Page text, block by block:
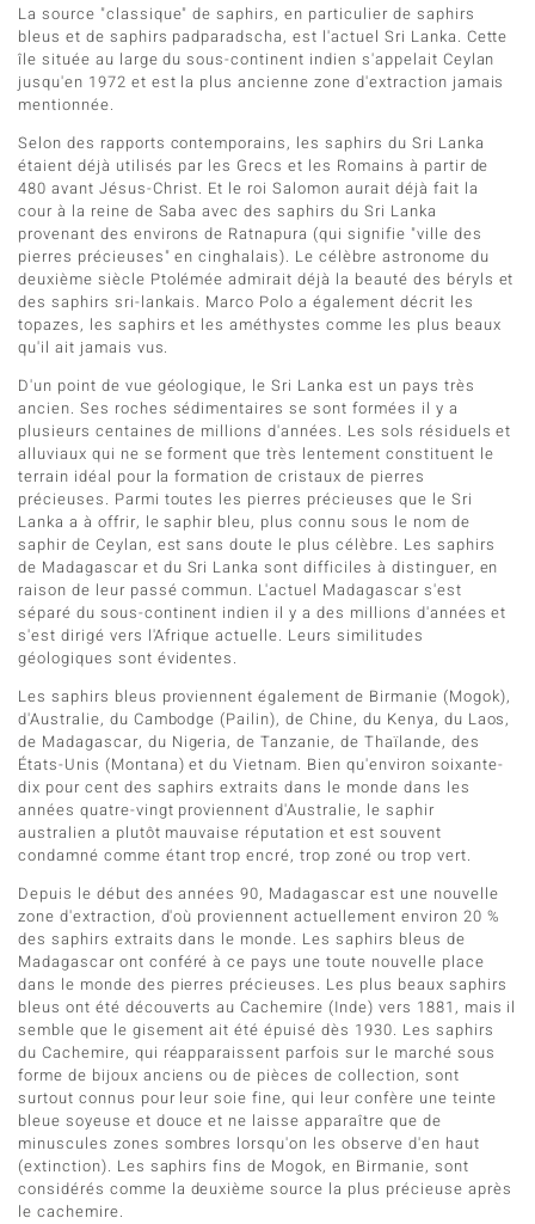
La source "classique" de saphirs, en particulier de saphirs
bleus et de saphirs padparadscha, est l'actuel Sri Lanka. Cette
île située au large du sous-continent indien s'appelait Ceylan
jusqu'en 1972 et est la plus ancienne zone d'extraction jamais
mentionnée.
Selon des rapports contemporains, les saphirs du Sri Lanka
étaient déjà utilisés par les Grecs et les Romains à partir de
480 avant Jésus-Christ. Et le roi Salomon aurait déjà fait la
cour à la reine de Saba avec des saphirs du Sri Lanka
provenant des environs de Ratnapura (qui signifie "ville des
pierres précieuses" en cinghalais). Le célèbre astronome du
deuxième siècle Ptolémée admirait déjà la beauté des béryls et
des saphirs sri-lankais. Marco Polo a également décrit les
topazes, les saphirs et les améthystes comme les plus beaux
qu'il ait jamais vus.
D'un point de vue géologique, le Sri Lanka est un pays très
ancien. Ses roches sédimentaires se sont formées il y a
plusieurs centaines de millions d'années. Les sols résiduels et
alluviaux qui ne se forment que très lentement constituent le
terrain idéal pour la formation de cristaux de pierres
précieuses. Parmi toutes les pierres précieuses que le Sri
Lanka a à offrir, le saphir bleu, plus connu sous le nom de
saphir de Ceylan, est sans doute le plus célèbre. Les saphirs
de Madagascar et du Sri Lanka sont difficiles à distinguer, en
raison de leur passé commun. L'actuel Madagascar s'est
séparé du sous-continent indien il y a des millions d'années et
s'est dirigé vers l'Afrique actuelle. Leurs similitudes
géologiques sont évidentes.
Les saphirs bleus proviennent également de Birmanie (Mogok),
d'Australie, du Cambodge (Pailin), de Chine, du Kenya, du Laos,
de Madagascar, du Nigeria, de Tanzanie, de Thaïlande, des
États-Unis (Montana) et du Vietnam. Bien qu'environ soixante-
dix pour cent des saphirs extraits dans le monde dans les
années quatre-vingt proviennent d'Australie, le saphir
australien a plutôt mauvaise réputation et est souvent
condamné comme étant trop encré, trop zoné ou trop vert.
Depuis le début des années 90, Madagascar est une nouvelle
zone d'extraction, d'où proviennent actuellement environ 20 %
des saphirs extraits dans le monde. Les saphirs bleus de
Madagascar ont conféré à ce pays une toute nouvelle place
dans le monde des pierres précieuses. Les plus beaux saphirs
bleus ont été découverts au Cachemire (Inde) vers 1881, mais il
semble que le gisement ait été épuisé dès 1930. Les saphirs
du Cachemire, qui réapparaissent parfois sur le marché sous
forme de bijoux anciens ou de pièces de collection, sont
surtout connus pour leur soie fine, qui leur confère une teinte
bleue soyeuse et douce et ne laisse apparaître que de
minuscules zones sombres lorsqu'on les observe d'en haut
(extinction). Les saphirs fins de Mogok, en Birmanie, sont
considérés comme la deuxième source la plus précieuse après
le cachemire.